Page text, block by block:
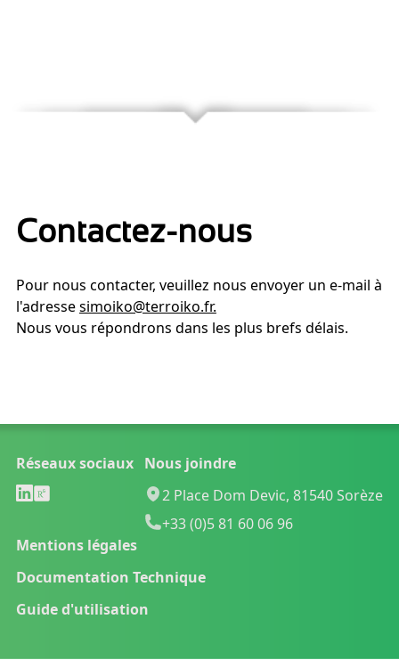
Contactez-nous
Pour nous contacter, veuillez nous envoyer un e-mail à
l'adressesimoiko@terroiko.fr.
Nous vous répondrons dans les plus brefs délais.
Réseaux sociaux Nous joindre
2 Place Dom Devic, 81540 Sorèze
+33 (0)5 81 60 06 96
Mentions légales
Documentation Technique
Guide d'utilisation